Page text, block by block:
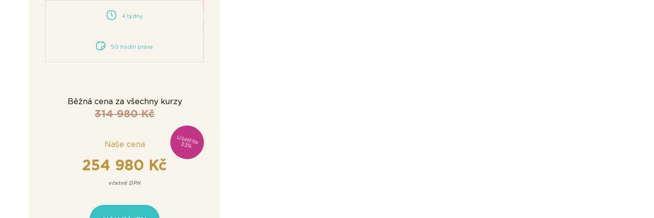
4 týdny
50 hodin praxe
Běžná cena za všechny kurzy
314 980 Kč
Naše cena
254 980 Kč
včetně DPH
U
šetříte 33%